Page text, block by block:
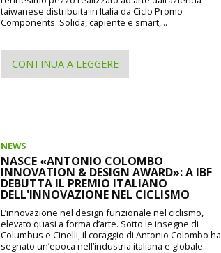
taiwanese distribuita in Italia da Ciclo Promo
Components. Solida, capiente e smart,...
CONTINUA A LEGGERE
NEWS
NASCE «ANTONIO COLOMBO
INNOVATION & DESIGN AWARD»: A IBF
DEBUTTA IL PREMIO ITALIANO
DELL'INNOVAZIONE NEL CICLISMO
L’innovazione nel design funzionale nel ciclismo,
elevato quasi a forma d’arte. Sotto le insegne di
Columbus e Cinelli, il coraggio di Antonio Colombo ha
segnato un’epoca nell’industria italiana e globale...